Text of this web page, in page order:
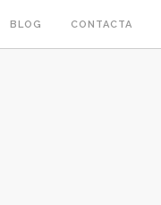
BLOG CONTACTA